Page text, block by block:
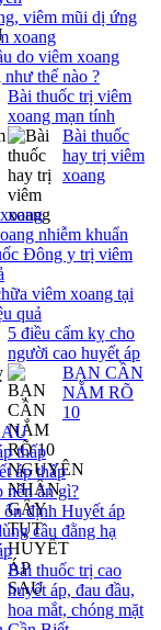
viêm mũi dị ứng
xoang
do viêm xoang
như thế nào ?
Bài thuốc trị viêm
xoang mạn tính
Bài thuốc
hay trị viêm
xoang
nhiễm khuẩn
Đông y trị viêm
viêm xoang tại
quả
5 điều cấm kỵ cho
người cao huyết áp
BẠN CẦN
NẮM RÕ
10
thấp
áp thấp
nên ăn gì?
định Huyết áp
câu đằng hạ
Bài thuốc trị cao
huyết áp, đau đầu,
hoa mắt, chóng mặt